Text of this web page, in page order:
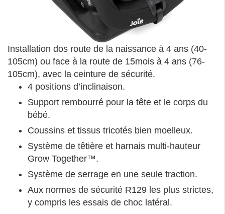
Installation dos route de la naissance à 4 ans (40-
105cm) ou face à la route de 15mois à 4 ans (76-
105cm), avec la ceinture de sécurité.
4 positions d’inclinaison.
Support rembourré pour la tête et le corps du
bébé.
Coussins et tissus tricotés bien moelleux.
Système de têtière et harnais multi-hauteur
Grow Together™.
Système de serrage en une seule traction.
Aux normes de sécurité R129 les plus strictes,
y compris les essais de choc latéral.